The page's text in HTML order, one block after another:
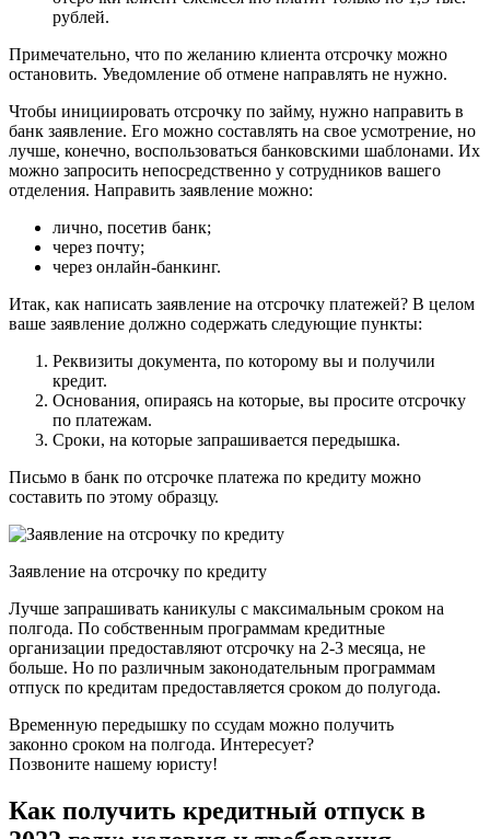
рублей.
Примечательно, что по желанию клиента отсрочку можно
остановить. Уведомление об отмене направлять не нужно.
Чтобы инициировать отсрочку по займу, нужно направить в
банк заявление. Его можно составлять на свое усмотрение, но
лучше, конечно, воспользоваться банковскими шаблонами. Их
можно запросить непосредственно у сотрудников вашего
отделения. Направить заявление можно:
лично, посетив банк;
через почту;
через онлайн-банкинг.
Итак, как написать заявление на отсрочку платежей? В целом
ваше заявление должно содержать следующие пункты:
Реквизиты документа, по которому вы и получили
кредит.
Основания, опираясь на которые, вы просите отсрочку
по платежам.
Сроки, на которые запрашивается передышка.
Письмо в банк по отсрочке платежа по кредиту можно
составить по этому образцу.
Заявление на отсрочку по кредиту
Лучше запрашивать каникулы с максимальным сроком на
полгода. По собственным программам кредитные
организации предоставляют отсрочку на 2-3 месяца, не
больше. Но по различным законодательным программам
отпуск по кредитам предоставляется сроком до полугода.
Временную передышку по ссудам можно получить
законно сроком на полгода. Интересует?
Позвоните нашему юристу!
Как получить кредитный отпуск в